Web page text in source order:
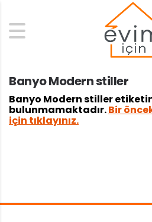
Search
Banyo Modern stiller
Banyo Modern stiller
bulunmamaktadır.Bir
için tıklayınız.